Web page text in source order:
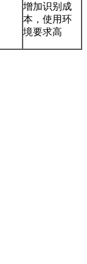
增加识别成
本，使用环
境要求高